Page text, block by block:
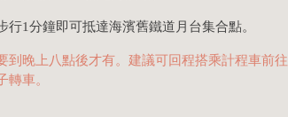
行1分鐘即可抵達海濱舊鐵道月台集合點。
到晚上八點後才有。建議可回程搭乘計程車前往
轉車。